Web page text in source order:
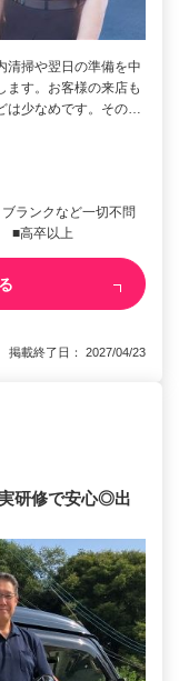
清掃や翌日の準備を中
ます。お客様の来店も
は少なめです。その…
ランクなど一切不問
■高卒以上
載終了日： 2027/04/23
研修で安心◎出